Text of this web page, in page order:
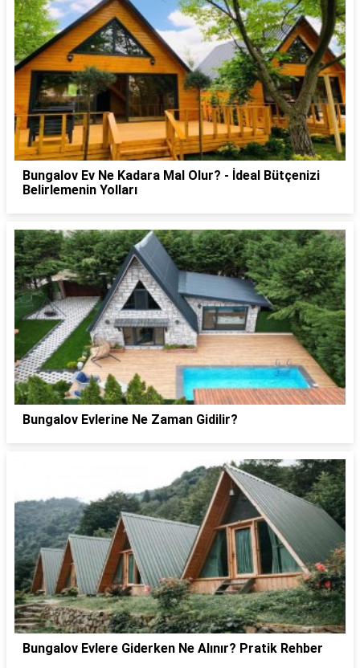
Bungalov Ev Ne Kadara Mal Olur? - İdeal Bütçenizi
Belirlemenin Yolları
Bungalov Evlerine Ne Zaman Gidilir?
Bungalov Evlere Giderken Ne Alınır? Pratik Rehber